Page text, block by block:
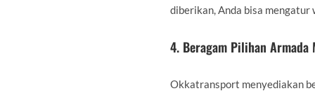
diberikan, Anda bisa mengatur
4. Beragam Pilihan Armada
Okkatransport menyediakan